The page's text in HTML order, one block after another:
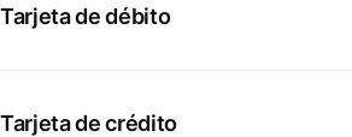
Tarjeta de débito
Tarjeta de crédito